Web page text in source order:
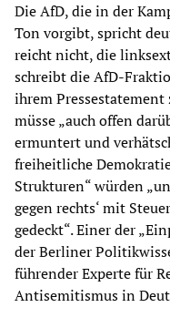
Die AfD, die in der
Ton vorgibt, spricht
reicht nicht, die
schreibt die AfD-
ihrem
müsse „auch offen
ermuntert und
freiheitliche
Strukturen“ würden
gegen rechts‘ mit
gedeckt“. Einer der
der Berliner
führender Experte für
Antisemitismus in